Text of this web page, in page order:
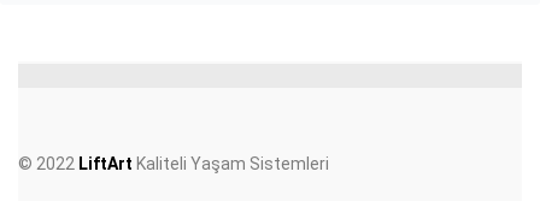
© 2022 LiftArt Kaliteli Yaşam Sistemleri